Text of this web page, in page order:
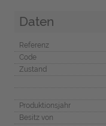
Daten
Referenz
Code
Zustand
Produktionsjahr
Besitz von